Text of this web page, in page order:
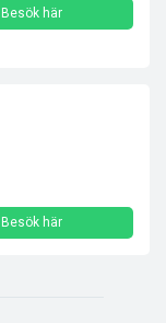
Besök här
Besök här